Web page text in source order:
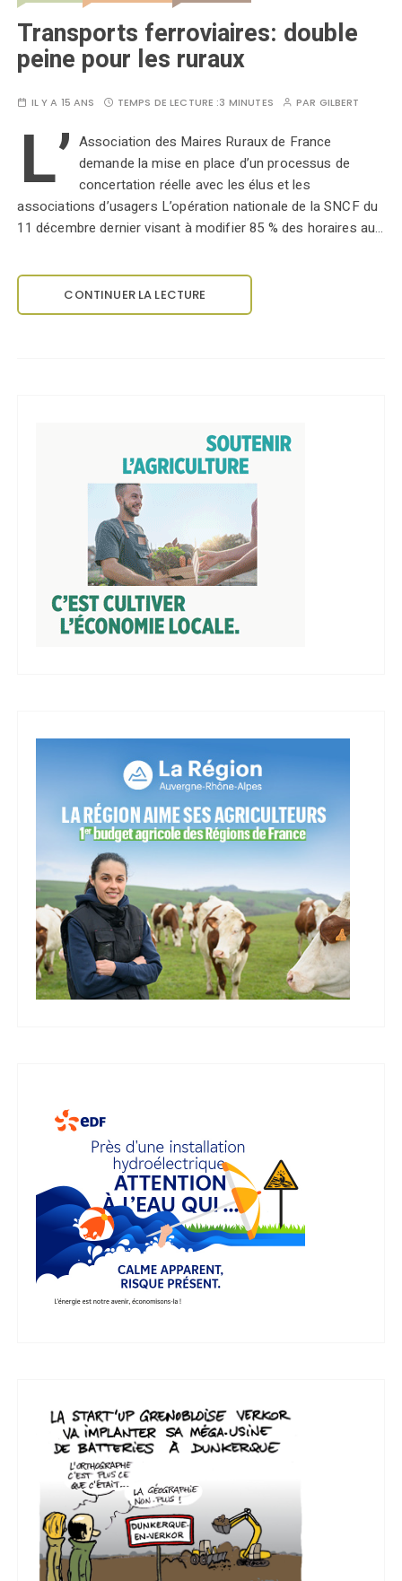
Transports ferroviaires: double
peine pour les ruraux
IL Y A 15 ANS TEMPS DE LECTURE :3 MINUTES PAR GILBERT
L’ Association des Maires Ruraux de France
demande la mise en place d’un processus de
concertation réelle avec les élus et les
associations d’usagers L’opération nationale de la SNCF du
11 décembre dernier visant à modifier 85 % des horaires au…
CONTINUER LA LECTURE